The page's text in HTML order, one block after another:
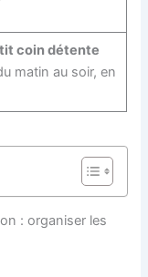
coin détente
matin au soir, en
: organiser les